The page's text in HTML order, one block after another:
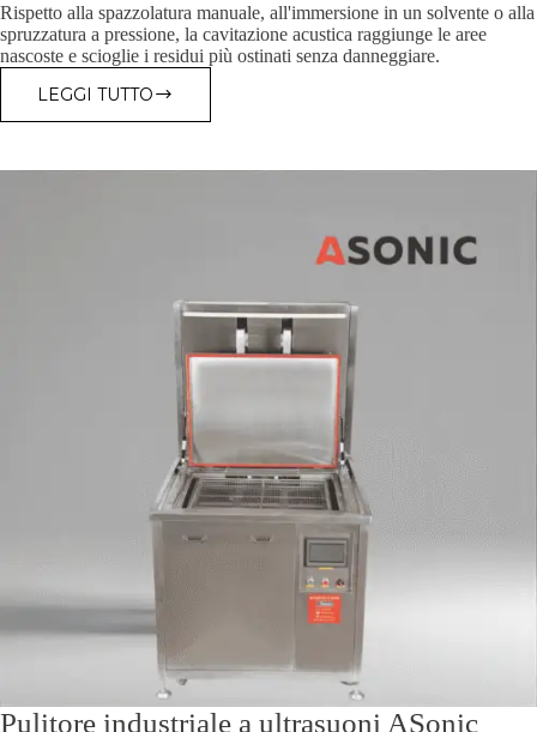
Rispetto alla spazzolatura manuale, all'immersione in un solvente o alla
spruzzatura a pressione, la cavitazione acustica raggiunge le aree
nascoste e scioglie i residui più ostinati senza danneggiare.
LEGGI TUTTO
GLI
OGGETTI
COMPLICATI
Pulitore industriale a ultrasuoni ASonic